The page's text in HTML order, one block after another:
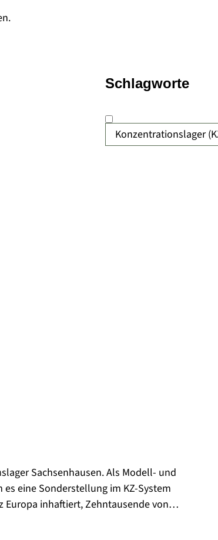
Konzentrationslager
Schlagworte
Sachsenhausen. Als Modell- und
eine Sonderstellung im KZ-System
Europa inhaftiert, Zehntausende von
Behandlung.